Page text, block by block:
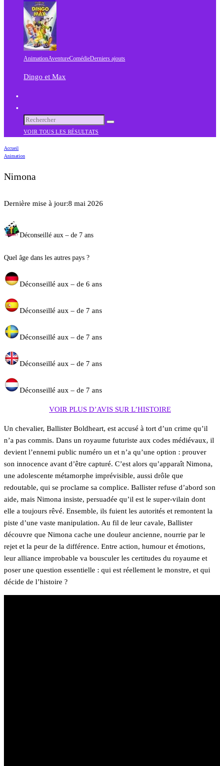
AnimationAventureComédieDerniers ajouts
Dingo et Max
VOIR TOUS LES RÉSULTATS
Accueil
Animation
Nimona
Dernière mise à jour:8 mai 2026
Déconseillé aux – de 7 ans
Quel âge dans les autres pays ?
Déconseillé aux – de 6 ans
Déconseillé aux – de 7 ans
Déconseillé aux – de 7 ans
Déconseillé aux – de 7 ans
Déconseillé aux – de 7 ans
VOIR PLUS D’AVIS SUR L’HISTOIRE
Un chevalier, Ballister Boldheart, est accusé à tort d’un crime qu’il
n’a pas commis. Dans un royaume futuriste aux codes médiévaux, il
devient l’ennemi public numéro un et n’a qu’une option : prouver
son innocence avant d’être capturé. C’est alors qu’apparaît Nimona,
une adolescente métamorphe imprévisible, aussi drôle que
redoutable, qui se proclame sa complice. Ballister refuse d’abord son
aide, mais Nimona insiste, persuadée qu’il est le super-vilain dont
elle a toujours rêvé. Ensemble, ils fuient les autorités et remontent la
piste d’une vaste manipulation. Au fil de leur cavale, Ballister
découvre que Nimona cache une douleur ancienne, nourrie par le
rejet et la peur de la différence. Entre action, humour et émotions,
leur alliance improbable va bousculer les certitudes du royaume et
poser une question essentielle : qui est réellement le monstre, et qui
décide de l’histoire ?